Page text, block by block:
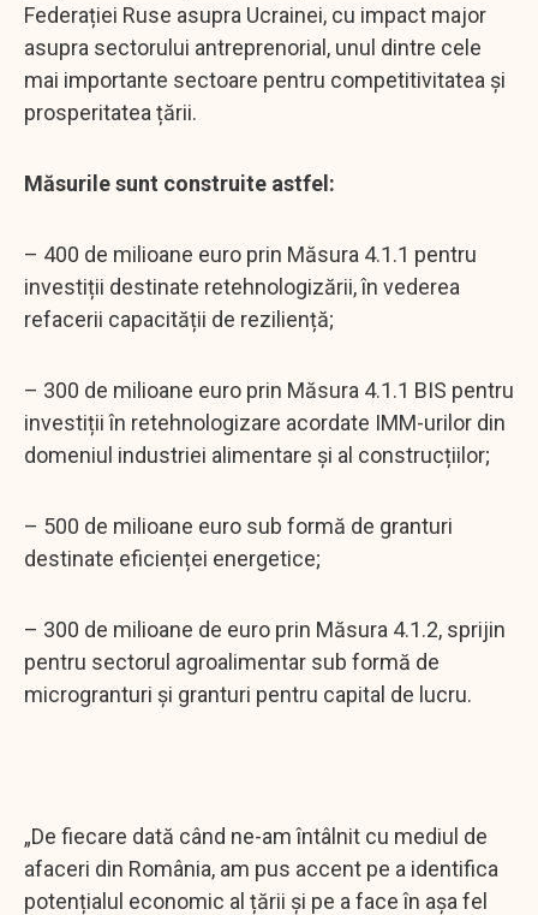
Federației Ruse asupra Ucrainei, cu impact major
asupra sectorului antreprenorial, unul dintre cele
mai importante sectoare pentru competitivitatea și
prosperitatea țării.
Măsurile sunt construite astfel:
– 400 de milioane euro prin Măsura 4.1.1 pentru
investiții destinate retehnologizării, în vederea
refacerii capacității de reziliență;
– 300 de milioane euro prin Măsura 4.1.1 BIS pentru
investiții în retehnologizare acordate IMM-urilor din
domeniul industriei alimentare și al construcțiilor;
– 500 de milioane euro sub formă de granturi
destinate eficienței energetice;
– 300 de milioane de euro prin Măsura 4.1.2, sprijin
pentru sectorul agroalimentar sub formă de
microgranturi și granturi pentru capital de lucru.
„De fiecare dată când ne-am întâlnit cu mediul de
afaceri din România, am pus accent pe a identifica
potențialul economic al țării și pe a face în așa fel